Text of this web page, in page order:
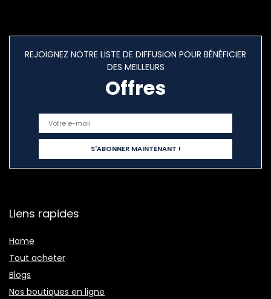
REJOIGNEZ NOTRE LISTE DE DIFFUSION POUR BÉNÉFICIER
DES MEILLEURS
Offres
Liens rapides
Home
Tout acheter
Blogs
Nos boutiques en ligne